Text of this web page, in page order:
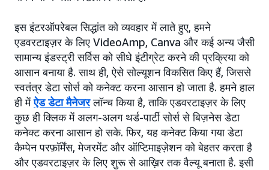
इस इंटरऑपरेबल सिद्धांत को व्यवहार में लाते हुए, हमने
एडवरटाइज़र के लिए VideoAmp, Canva और कई अन्य जैसी
सामान्य इंडस्ट्री सर्विस को सीधे इंटीग्रेट करने की प्रक्रिया को
आसान बनाया है. साथ ही, ऐसे सोल्यूशन विकसित किए हैं, जिससे
स्वतंत्र डेटा सोर्स को कनेक्ट करना आसान हो जाता है. हमने हाल
ही मेंऐड डेटा मैनेजरलॉन्च किया है, ताकि एडवरटाइज़र के लिए
कुछ ही क्लिक में अलग-अलग थर्ड-पार्टी सोर्स से बिज़नेस डेटा
कनेक्ट करना आसान हो सके. फिर, यह कनेक्ट किया गया डेटा
कैम्पेन परफ़ॉर्मेंस, मेजरमेंट और ऑप्टिमाइज़ेशन को बेहतर करता है
और एडवरटाइज़र के लिए शुरू से आख़िर तक वैल्यू बनाता है. इसी